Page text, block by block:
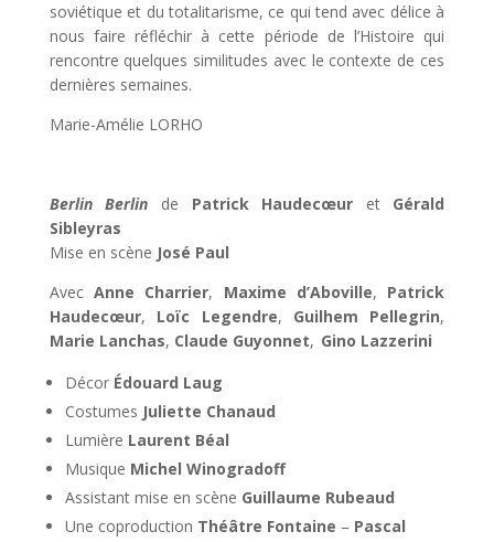
soviétique et du totalitarisme, ce qui tend avec délice à
nous faire réfléchir à cette période de l’Histoire qui
rencontre quelques similitudes avec le contexte de ces
dernières semaines.
Marie-Amélie LORHO
Berlin Berlin de Patrick Haudecœur et Gérald
Sibleyras
Mise en scène José Paul
AvecAnne Charrier, Maxime d’Aboville, Patrick
Haudecœur, Loïc Legendre, Guilhem Pellegrin,
Marie Lanchas, Claude Guyonnet, Gino Lazzerini
Décor Édouard Laug
Costumes Juliette Chanaud
Lumière Laurent Béal
Musique Michel Winogradoff
Assistant mise en scène Guillaume Rubeaud
Une coproduction Théâtre Fontaine – Pascal